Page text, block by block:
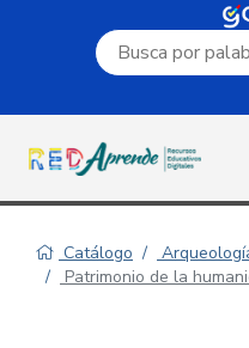
Campo de
Catálogo
Patrimonio de la